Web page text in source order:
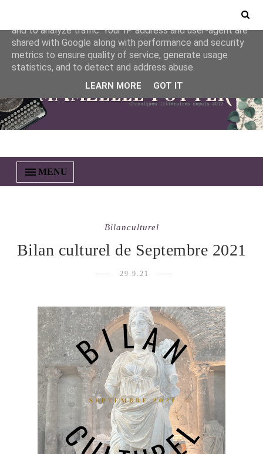
MENU
Bilanculturel
Bilan culturel de Septembre 2021
29.9.21
This site uses cookies from Google to deliver its services
and to analyze traffic. Your IP address and user-agent are
shared with Google along with performance and security
metrics to ensure quality of service, generate usage
statistics, and to detect and address abuse.
LEARN MORE GOT IT